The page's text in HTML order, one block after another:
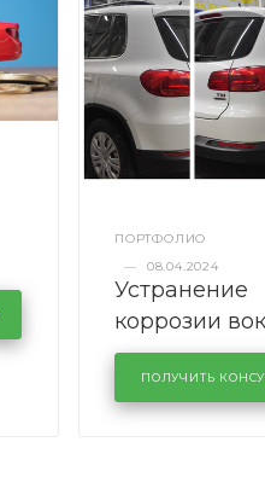
ПОРТФОЛИО
—
08.04.2024
Устранение
коррозии
лобового
районе
Volkswagen
ПОЛУЧИТЬ